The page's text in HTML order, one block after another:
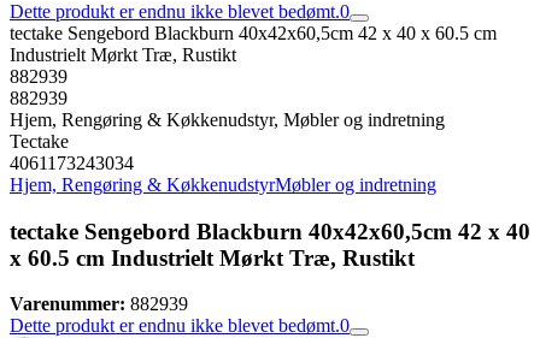
Dette produkt er endnu ikke blevet bedømt.0
tectake Sengebord Blackburn 40x42x60,5cm 42 x 40 x 60.5 cm
Industrielt Mørkt Træ, Rustikt
882939
882939
Hjem, Rengøring & Køkkenudstyr, Møbler og indretning
Tectake
4061173243034
Hjem, Rengøring & KøkkenudstyrMøbler og indretning
tectake Sengebord Blackburn 40x42x60,5cm 42 x 40
x 60.5 cm Industrielt Mørkt Træ, Rustikt
Varenummer: 882939
Dette produkt er endnu ikke blevet bedømt.0